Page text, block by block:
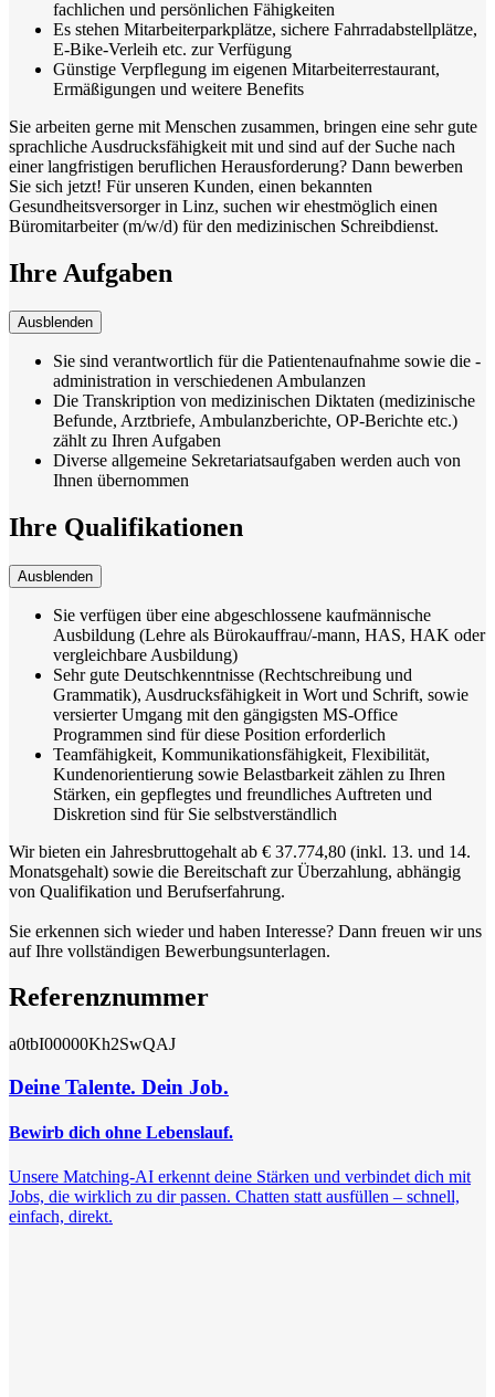
fachlichen und persönlichen Fähigkeiten
Es stehen Mitarbeiterparkplätze, sichere Fahrradabstellplätze,
E-Bike-Verleih etc. zur Verfügung
Günstige Verpflegung im eigenen Mitarbeiterrestaurant,
Ermäßigungen und weitere Benefits
Sie arbeiten gerne mit Menschen zusammen, bringen eine sehr gute
sprachliche Ausdrucksfähigkeit mit und sind auf der Suche nach
einer langfristigen beruflichen Herausforderung? Dann bewerben
Sie sich jetzt! Für unseren Kunden, einen bekannten
Gesundheitsversorger in Linz, suchen wir ehestmöglich einen
Büromitarbeiter (m/w/d) für den medizinischen Schreibdienst.
Ihre Aufgaben
Ausblenden
Sie sind verantwortlich für die Patientenaufnahme sowie die -
administration in verschiedenen Ambulanzen
Die Transkription von medizinischen Diktaten (medizinische
Befunde, Arztbriefe, Ambulanzberichte, OP-Berichte etc.)
zählt zu Ihren Aufgaben
Diverse allgemeine Sekretariatsaufgaben werden auch von
Ihnen übernommen
Ihre Qualifikationen
Ausblenden
Sie verfügen über eine abgeschlossene kaufmännische
Ausbildung (Lehre als Bürokauffrau/-mann, HAS, HAK oder
vergleichbare Ausbildung)
Sehr gute Deutschkenntnisse (Rechtschreibung und
Grammatik), Ausdrucksfähigkeit in Wort und Schrift, sowie
versierter Umgang mit den gängigsten MS-Office
Programmen sind für diese Position erforderlich
Teamfähigkeit, Kommunikationsfähigkeit, Flexibilität,
Kundenorientierung sowie Belastbarkeit zählen zu Ihren
Stärken, ein gepflegtes und freundliches Auftreten und
Diskretion sind für Sie selbstverständlich
Wir bieten ein Jahresbruttogehalt ab € 37.774,80 (inkl. 13. und 14.
Monatsgehalt) sowie die Bereitschaft zur Überzahlung, abhängig
von Qualifikation und Berufserfahrung.
Sie erkennen sich wieder und haben Interesse? Dann freuen wir uns
auf Ihre vollständigen Bewerbungsunterlagen.
Referenznummer
a0tbI00000Kh2SwQAJ
Deine Talente. Dein Job.
Bewirb dich ohne Lebenslauf.
Unsere Matching-AI erkennt deine Stärken und verbindet dich mit
Jobs, die wirklich zu dir passen. Chatten statt ausfüllen – schnell,
einfach, direkt.